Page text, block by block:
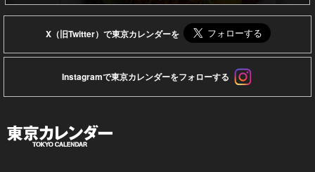
X（旧Twitter）で東京カレンダーを
Instagramで東京カレンダーをフォローする